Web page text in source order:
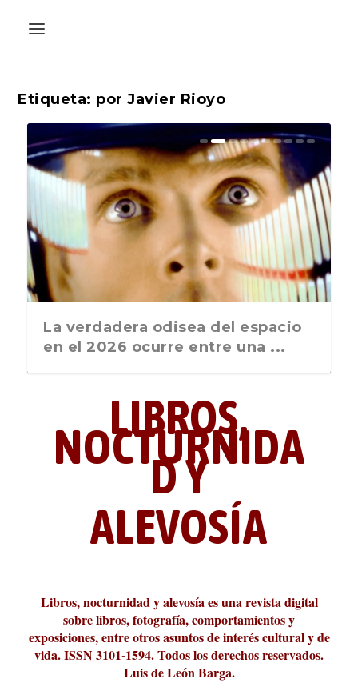
Etiqueta: por Javier Rioyo
La última postal de la temporada
nos recuerda que nos vamos ...
odisea del espacio
ocurre entre una ...
ABC Cultural
Liber 2026 al
Revista Cultural Turia, númer...
10.000 pasos al día? Lo que d...
paisajística del mar de Sicil...
París
metafísicos de la novela ne...
LIBROS,
NOCTURNIDA
D Y
ALEVOSÍA
Libros, nocturnidad y alevosía es una revista digital
sobre libros, fotografía, comportamientos y
exposiciones, entre otros asuntos de interés cultural y de
vida. ISSN 3101-1594. Todos los derechos reservados.
Luis de León Barga.